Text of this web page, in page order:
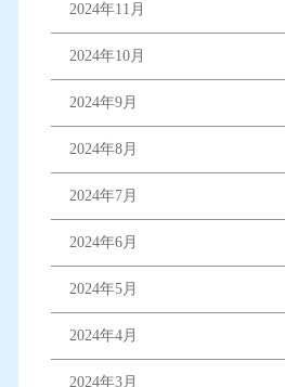
2024年11月
2024年10月
2024年9月
2024年8月
2024年7月
2024年6月
2024年5月
2024年4月
2024年3月